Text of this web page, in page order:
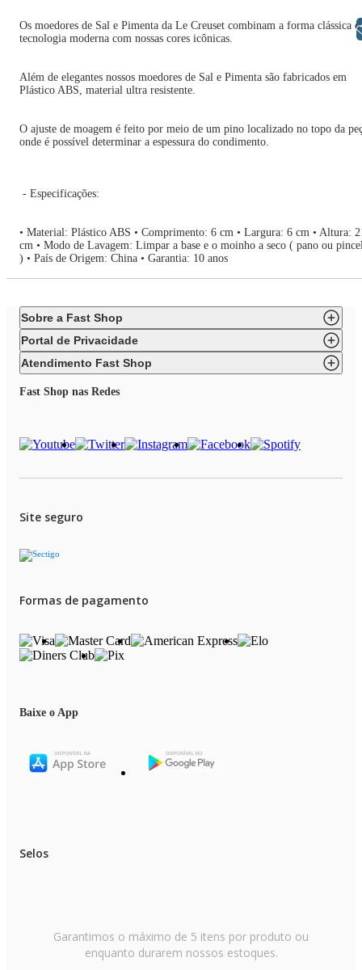
Os moedores de Sal e Pimenta da Le Creuset combinam a forma clássica e
tecnologia moderna com nossas cores icônicas.
Além de elegantes nossos moedores de Sal e Pimenta são fabricados em
Plástico ABS, material ultra resistente.
O ajuste de moagem é feito por meio de um pino localizado no topo da
onde é possível determinar a espessura do condimento.
- Especificações:
• Material: Plástico ABS • Comprimento: 6 cm • Largura: 6 cm • Altura:
cm • Modo de Lavagem: Limpar a base e o moinho a seco ( pano ou
) • País de Origem: China • Garantia: 10 anos
Sobre a Fast Shop
Portal de Privacidade
Atendimento Fast Shop
Fast Shop nas Redes
Site seguro
Formas de pagamento
Baixe o App
Selos
Garantimos o máximo de 5 itens por produto ou
enquanto durarem nossos estoques.
Libras